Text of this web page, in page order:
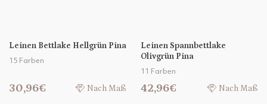
Leinen Bettlake Hellgrün Pina
15 Farben
30,96€ Nach Maß
Leinen Spannbettlake
Olivgrün Pina
11 Farben
42,96€ Nach Maß